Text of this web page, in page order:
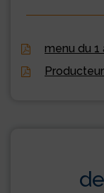
menu du 1